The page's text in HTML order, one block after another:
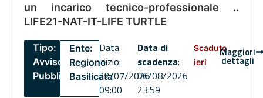
un incarico tecnico-professionale ..
LIFE21-NAT-IT-LIFE TURTLE
Tipo:
Avviso
Pubblico
Ente:
Regione
Basilicata
Data
inizio:
22/07/2026
09:00
Data di
scadenza:
06/08/2026
23:59
Scaduto
ieri
Maggiori
dettagli